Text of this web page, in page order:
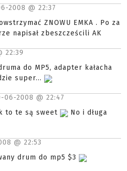
2008 @ 22:37
ZNOWU EMKA . Po za
napisał zbeszcześcili AK
22:39
do MP5, adapter kałacha
super...
06-2008 @ 22:47
to te są sweet
No i długa
@ 22:53
drum do mp5 $3